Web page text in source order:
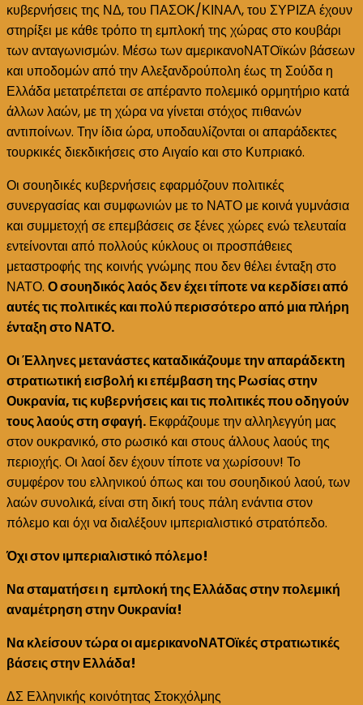
κυβερνήσεις της ΝΔ, του ΠΑΣΟΚ/ΚΙΝΑΛ, του ΣΥΡΙΖΑ έχουν
στηρίξει με κάθε τρόπο τη εμπλοκή της χώρας στο κουβάρι
των ανταγωνισμών. Μέσω των αμερικανοΝΑΤΟϊκών βάσεων
και υποδομών από την Αλεξανδρούπολη έως τη Σούδα η
Ελλάδα μετατρέπεται σε απέραντο πολεμικό ορμητήριο κατά
άλλων λαών, με τη χώρα να γίνεται στόχος πιθανών
αντιποίνων. Την ίδια ώρα, υποδαυλίζονται οι απαράδεκτες
τουρκικές διεκδικήσεις στο Αιγαίο και στο Κυπριακό.
Οι σουηδικές κυβερνήσεις εφαρμόζουν πολιτικές
συνεργασίας και συμφωνιών με το ΝΑΤΟ με κοινά γυμνάσια
και συμμετοχή σε επεμβάσεις σε ξένες χώρες ενώ τελευταία
εντείνονται από πολλούς κύκλους οι προσπάθειες
μεταστροφής της κοινής γνώμης που δεν θέλει ένταξη στο
ΝΑΤΟ. Ο σουηδικός λαός δεν έχει τίποτε να κερδίσει από
αυτές τις πολιτικές και πολύ περισσότερο από μια πλήρη
ένταξη στο ΝΑΤΟ.
Οι Έλληνες μετανάστες καταδικάζουμε την απαράδεκτη
στρατιωτική εισβολή κι επέμβαση της Ρωσίας στην
Ουκρανία, τις κυβερνήσεις και τις πολιτικές που οδηγούν
τους λαούς στη σφαγή. Εκφράζουμε την αλληλεγγύη μας
στον ουκρανικό, στο ρωσικό και στους άλλους λαούς της
περιοχής. Οι λαοί δεν έχουν τίποτε να χωρίσουν! Το
συμφέρον του ελληνικού όπως και του σουηδικού λαού, των
λαών συνολικά, είναι στη δική τους πάλη ενάντια στον
πόλεμο και όχι να διαλέξουν ιμπεριαλιστικό στρατόπεδο.
Όχι στον ιμπεριαλιστικό πόλεμο!
Να σταματήσει η εμπλοκή της Ελλάδας στην πολεμική
αναμέτρηση στην Ουκρανία!
Να κλείσουν τώρα οι αμερικανοΝΑΤΟϊκές στρατιωτικές
βάσεις στην Ελλάδα!
ΔΣ Ελληνικής κοινότητας Στοκχόλμης